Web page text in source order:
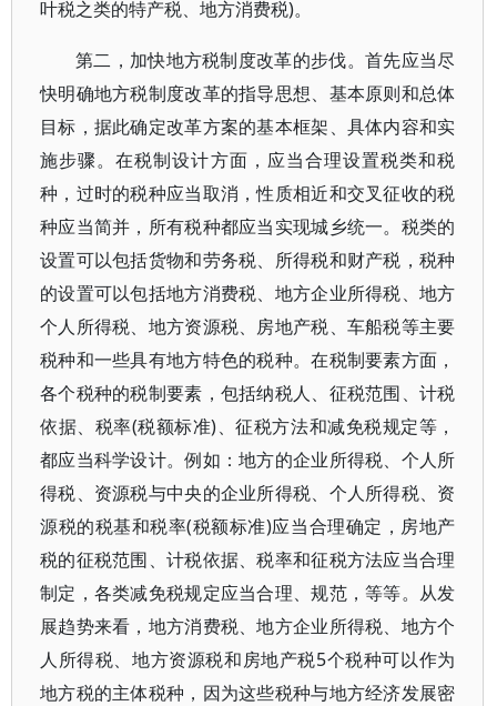
叶税之类的特产税、地方消费税)。
第二，加快地方税制度改革的步伐。首先应当尽
快明确地方税制度改革的指导思想、基本原则和总体
目标，据此确定改革方案的基本框架、具体内容和实
施步骤。在税制设计方面，应当合理设置税类和税
种，过时的税种应当取消，性质相近和交叉征收的税
种应当简并，所有税种都应当实现城乡统一。税类的
设置可以包括货物和劳务税、所得税和财产税，税种
的设置可以包括地方消费税、地方企业所得税、地方
个人所得税、地方资源税、房地产税、车船税等主要
税种和一些具有地方特色的税种。在税制要素方面，
各个税种的税制要素，包括纳税人、征税范围、计税
依据、税率(税额标准)、征税方法和减免税规定等，
都应当科学设计。例如：地方的企业所得税、个人所
得税、资源税与中央的企业所得税、个人所得税、资
源税的税基和税率(税额标准)应当合理确定，房地产
税的征税范围、计税依据、税率和征税方法应当合理
制定，各类减免税规定应当合理、规范，等等。从发
展趋势来看，地方消费税、地方企业所得税、地方个
人所得税、地方资源税和房地产税5个税种可以作为
地方税的主体税种，因为这些税种与地方经济发展密